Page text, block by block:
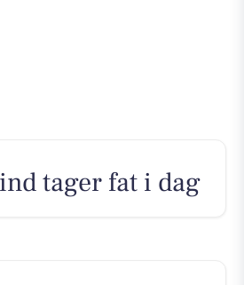
tager fat i dag